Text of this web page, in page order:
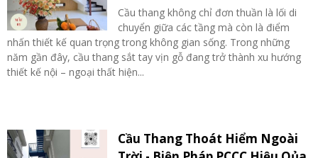
Cầu thang không chỉ đơn thuần là lối di
chuyển giữa các tầng mà còn là điểm
nhấn thiết kế quan trọng trong không gian sống. Trong những
năm gần đây, cầu thang sắt tay vịn gỗ đang trở thành xu hướng
thiết kế nội – ngoại thất hiện...
Cầu Thang Thoát Hiểm Ngoài